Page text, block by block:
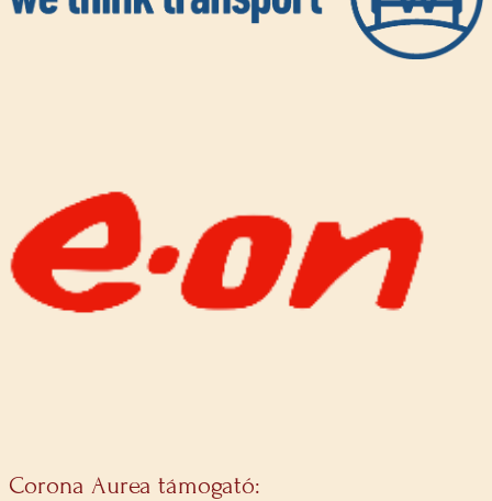
Corona Aurea támogató: